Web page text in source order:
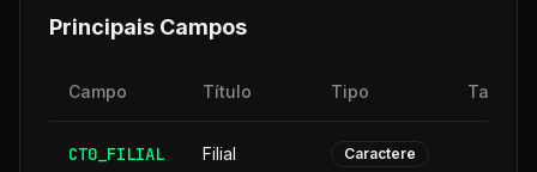
Principais Campos
Campo Título Tipo
CT0_FILIAL Filial Caractere